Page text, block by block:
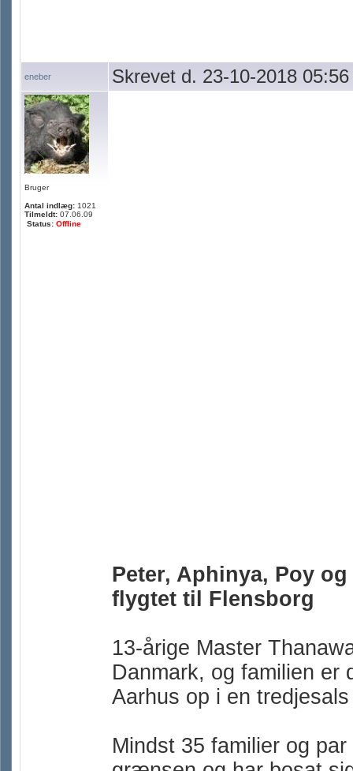
eneber Skrevet d. 23-10-2018 05:56
Bruger
Antal indlæg: 1021
Tilmeldt: 07.06.09
Status: Offline
Peter, Aphinya, Poy
flygtet til Flensborg
13-årige Master
Danmark, og familien
Aarhus op i en
Mindst 35 familier og